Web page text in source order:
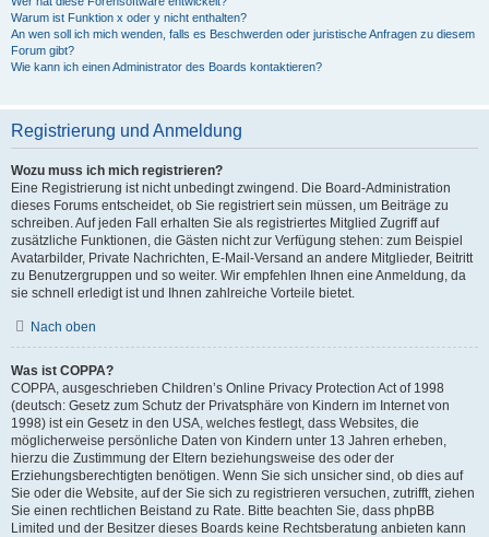
Warum ist Funktion x oder y nicht enthalten?
An wen soll ich mich wenden, falls es Beschwerden oder juristische Anfragen zu diesem
Forum gibt?
Wie kann ich einen Administrator des Boards kontaktieren?
Registrierung und Anmeldung
Wozu muss ich mich registrieren?
Eine Registrierung ist nicht unbedingt zwingend. Die Board-Administration
dieses Forums entscheidet, ob Sie registriert sein müssen, um Beiträge zu
schreiben. Auf jeden Fall erhalten Sie als registriertes Mitglied Zugriff auf
zusätzliche Funktionen, die Gästen nicht zur Verfügung stehen: zum Beispiel
Avatarbilder, Private Nachrichten, E-Mail-Versand an andere Mitglieder, Beitritt
zu Benutzergruppen und so weiter. Wir empfehlen Ihnen eine Anmeldung, da
sie schnell erledigt ist und Ihnen zahlreiche Vorteile bietet.
Nach oben
Was ist COPPA?
COPPA, ausgeschrieben Children’s Online Privacy Protection Act of 1998
(deutsch: Gesetz zum Schutz der Privatsphäre von Kindern im Internet von
1998) ist ein Gesetz in den USA, welches festlegt, dass Websites, die
möglicherweise persönliche Daten von Kindern unter 13 Jahren erheben,
hierzu die Zustimmung der Eltern beziehungsweise des oder der
Erziehungsberechtigten benötigen. Wenn Sie sich unsicher sind, ob dies auf
Sie oder die Website, auf der Sie sich zu registrieren versuchen, zutrifft, ziehen
Sie einen rechtlichen Beistand zu Rate. Bitte beachten Sie, dass phpBB
Limited und der Besitzer dieses Boards keine Rechtsberatung anbieten kann